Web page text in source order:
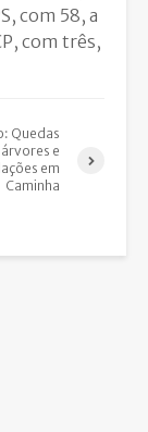
com 58, a
com três,
Quedas
e
em
Caminha